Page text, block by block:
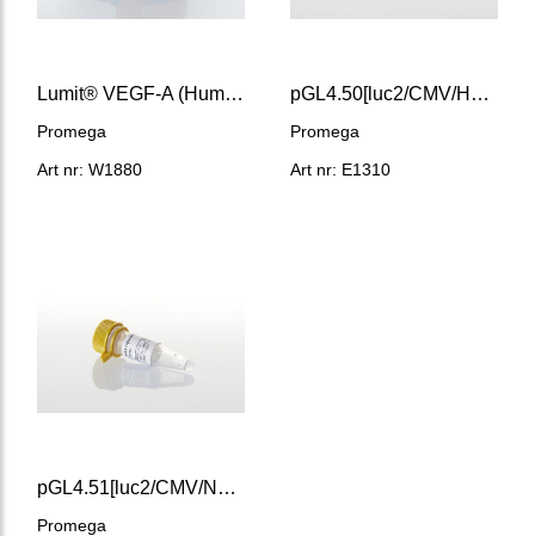
Lumit® VEGF-A (Human) Immunoassay
Promega
Art nr: W1880
pGL4.50[luc2/CMV/Hygro] Vector
Promega
Art nr: E1310
pGL4.51[luc2/CMV/Neo] Vector
Promega